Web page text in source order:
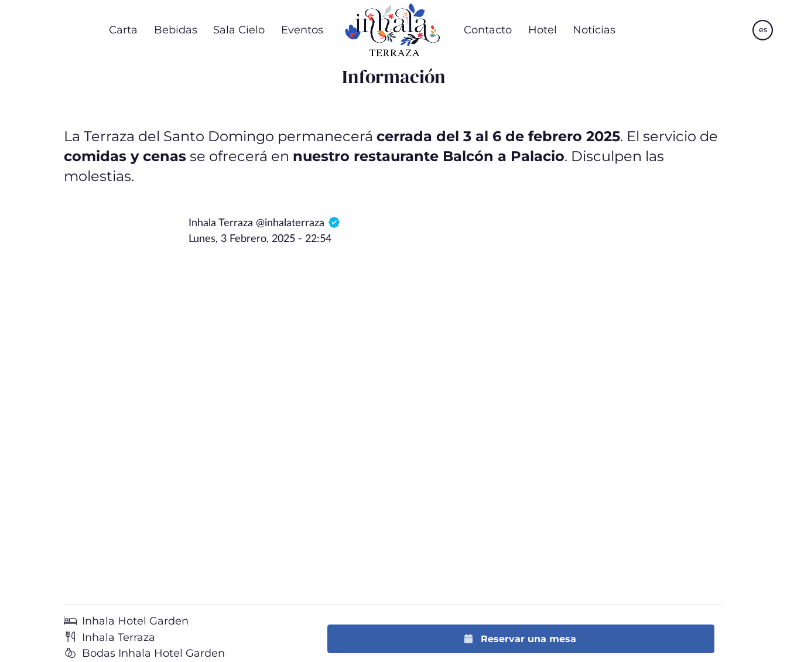
Carta Bebidas Sala Cielo Eventos Contacto Hotel Noticias es
Información
La Terraza del Santo Domingo permanecerá cerrada del 3 al 6 de febrero 2025. El servicio de
comidas y cenasse ofrecerá en nuestro restaurante Balcón a Palacio. Disculpen las
molestias.
Inhala Terraza @inhalaterraza
Lunes, 3 Febrero, 2025 - 22:54
Inhala Hotel Garden
Inhala Terraza
Bodas Inhala Hotel Garden
Reservar una mesa